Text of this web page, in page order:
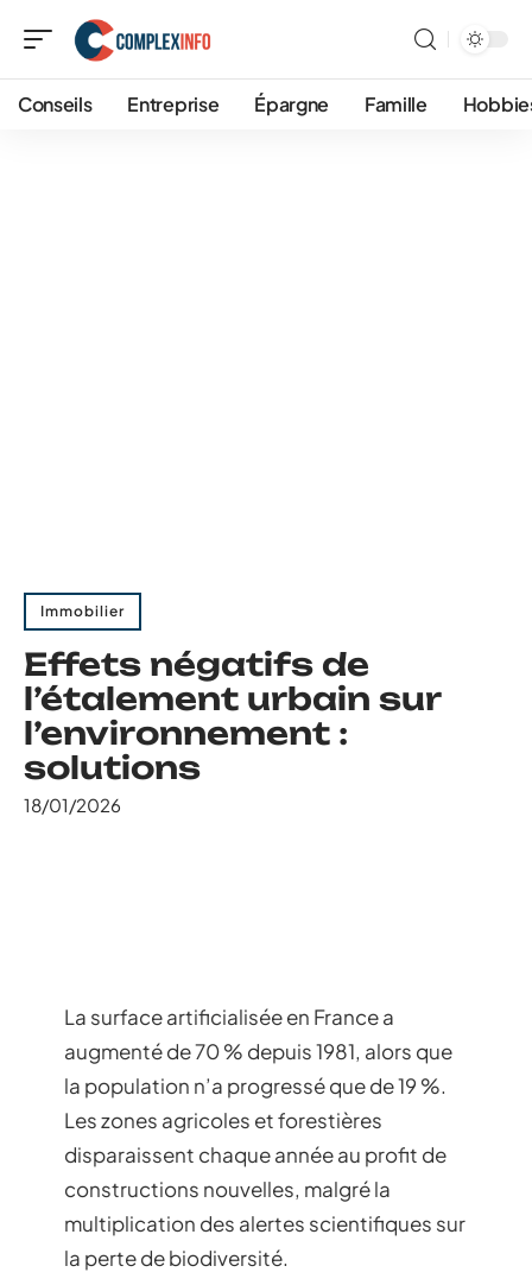
Conseils Entreprise Épargne Famille
Immobilier
Effets négatifs de
l’étalement urbain sur
l’environnement :
solutions
18/01/2026
La surface artificialisée en France a
augmenté de 70 % depuis 1981, alors que
la population n’a progressé que de 19 %.
Les zones agricoles et forestières
disparaissent chaque année au profit de
constructions nouvelles, malgré la
multiplication des alertes scientifiques sur
la perte de biodiversité.